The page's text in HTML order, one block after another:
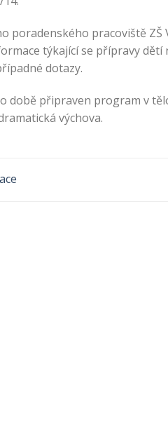
poradenského pracoviště
týkající se přípravy
dotazy.
době připraven program v
výchova.